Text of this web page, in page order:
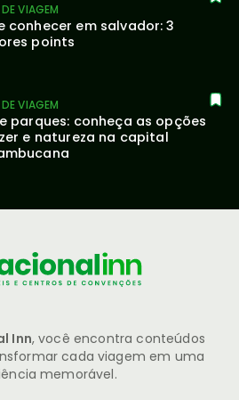
VIAGEM
conhecer em salvador: 3
points
VIAGEM
parques: conheça as opções
e natureza na capital
Inn, você encontra conteúdos
cada viagem em uma
memorável.